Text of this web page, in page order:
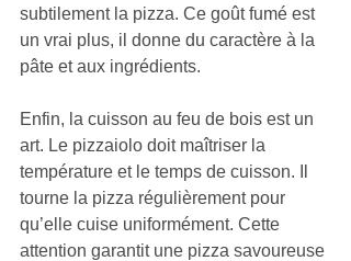
subtilement la pizza. Ce goût fumé est
un vrai plus, il donne du caractère à la
pâte et aux ingrédients.
Enfin, la cuisson au feu de bois est un
art. Le pizzaiolo doit maîtriser la
température et le temps de cuisson. Il
tourne la pizza régulièrement pour
qu’elle cuise uniformément. Cette
attention garantit une pizza savoureuse